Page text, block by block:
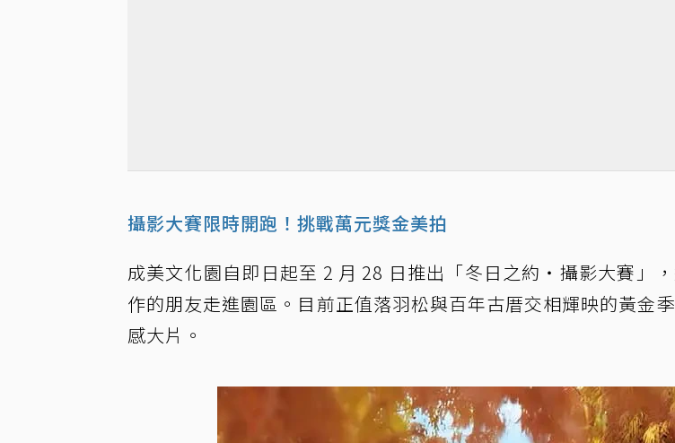
攝影大賽限時開跑！挑戰萬元獎金美拍
成美文化園自即日起至 2 月 28 日推出「冬日之約・攝影大賽」
作的朋友走進園區。目前正值落羽松與百年古厝交相輝映的黃金
感大片。